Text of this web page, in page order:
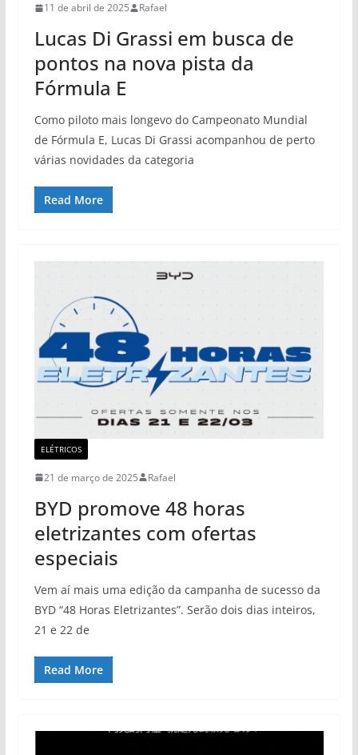
11 de abril de 2025 Rafael
Lucas Di Grassi em busca de
pontos na nova pista da
Fórmula E
Como piloto mais longevo do Campeonato Mundial
de Fórmula E, Lucas Di Grassi acompanhou de perto
várias novidades da categoria
Read More
ELÉTRICOS
21 de março de 2025 Rafael
BYD promove 48 horas
eletrizantes com ofertas
especiais
Vem aí mais uma edição da campanha de sucesso da
BYD “48 Horas Eletrizantes”. Serão dois dias inteiros,
21 e 22 de
Read More